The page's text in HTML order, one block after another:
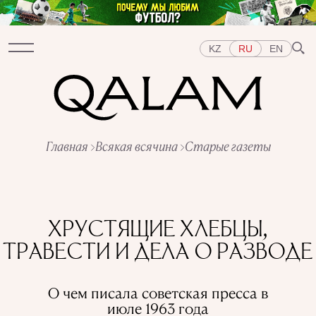
KZ RU EN
Разделы
ВОСТОК
ЗАПАД
ЦЕНТРАЛЬНАЯ АЗИЯ
КАЗАХСТАН
ЛЮДИ
ИСКУССТВО
ВКУС ИСТОРИИ
ГОРОДА
РЕПРЕССИИ В СССР
Главная Всякая всячина Старые газеты
ХРУСТЯЩИЕ ХЛЕБЦЫ,
ТРАВЕСТИ И ДЕЛА О РАЗВОДЕ
О чем писала советская пресса в
июле 1963 года